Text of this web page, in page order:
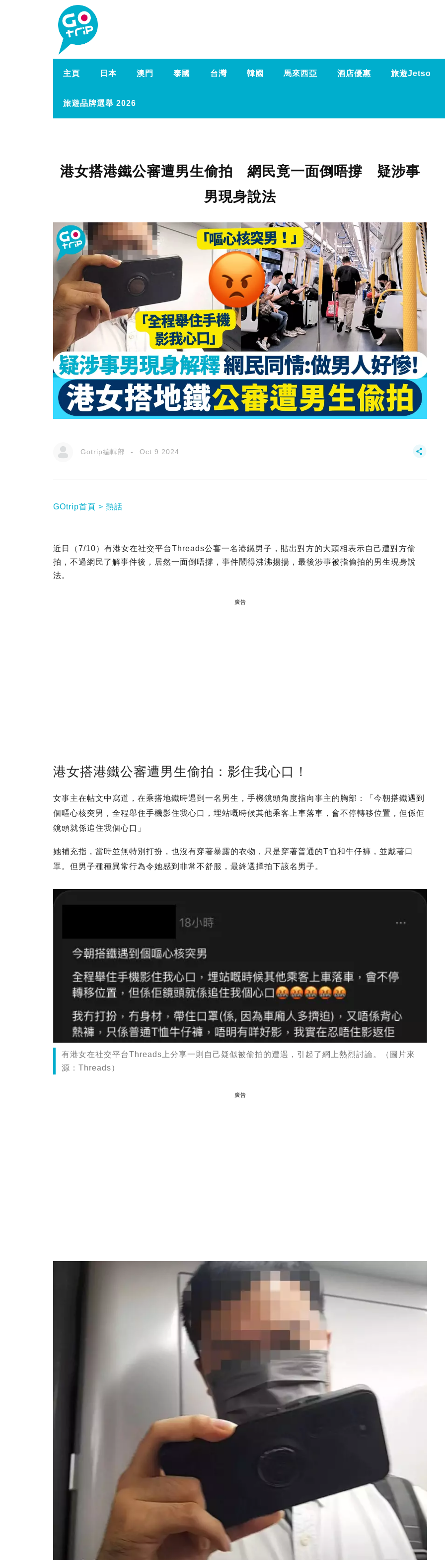
主頁 日本 澳門 泰國 台灣 韓國 馬來西亞 酒店優惠 旅遊Jetso
旅遊品牌選舉 2026
港女搭港鐵公審遭男生偷拍 網民竟一面倒唔撐 疑涉事
男現身說法
Gotrip編輯部 Oct 9 2024
GOtrip首頁 熱話
近日（7/10）有港女在社交平台Threads公審一名港鐵男子，貼出對方的大頭相表示自己遭對方偷
拍，不過網民了解事件後，居然一面倒唔撐，事件鬧得沸沸揚揚，最後涉事被指偷拍的男生現身說
法。
廣告
港女搭港鐵公審遭男生偷拍：影住我心口！
女事主在帖文中寫道，在乘搭地鐵時遇到一名男生，手機鏡頭角度指向事主的胸部：「今朝搭鐵遇到
個嘔心核突男，全程舉住手機影住我心口，埋站嘅時候其他乘客上車落車，會不停轉移位置，但係佢
鏡頭就係追住我個心口」
她補充指，當時並無特別打扮，也沒有穿著暴露的衣物，只是穿著普通的T恤和牛仔褲，並戴著口
罩。但男子種種異常行為令她感到非常不舒服，最終選擇拍下該名男子。
有港女在社交平台Threads上分享一則自己疑似被偷拍的遭遇，引起了網上熱烈討論。（圖片來
源：Threads）
廣告